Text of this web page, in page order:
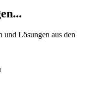
Lösungen aus den